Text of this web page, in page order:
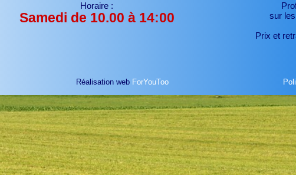
Horaire :
Samedi de 10.00 à 14:00
sur
Prix et
Réalisation web ForYouToo